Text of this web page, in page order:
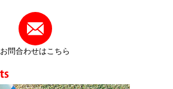
お問合わせはこちら